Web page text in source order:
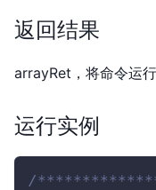
返回结果
arrayRet，将命令运
运行实例
/